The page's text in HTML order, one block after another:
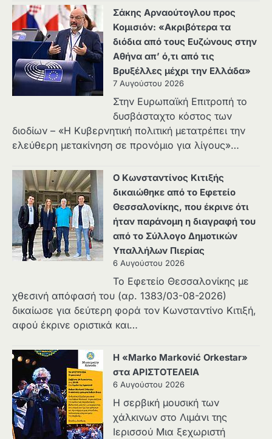
Σάκης Αρναούτογλου προς
Κομισιόν: «Ακριβότερα τα
διόδια από τους Ευζώνους στην
Αθήνα απ’ ό,τι από τις
Βρυξέλλες μέχρι την Ελλάδα»
7 Αυγούστου 2026
Στην Ευρωπαϊκή Επιτροπή το
δυσβάσταχτο κόστος των
διοδίων – «Η Κυβερνητική πολιτική μετατρέπει την
ελεύθερη μετακίνηση σε προνόμιο για λίγους»…
Ο Κωνσταντίνος Κιτιξής
δικαιώθηκε από το Εφετείο
Θεσσαλονίκης, που έκρινε ότι
ήταν παράνομη η διαγραφή του
από το Σύλλογο Δημοτικών
Υπαλλήλων Πιερίας
6 Αυγούστου 2026
Το Εφετείο Θεσσαλονίκης με
χθεσινή απόφασή του (αρ. 1383/03-08-2026)
δικαίωσε για δεύτερη φορά τον Κωνσταντίνο Κιτιξή,
αφού έκρινε οριστικά και…
Η «Marko Marković Orkestar»
στα ΑΡΙΣΤΟΤΕΛΕΙΑ
6 Αυγούστου 2026
Η σερβική μουσική των
χάλκινων στο Λιμάνι της
Ιερισσού Μια ξεχωριστή